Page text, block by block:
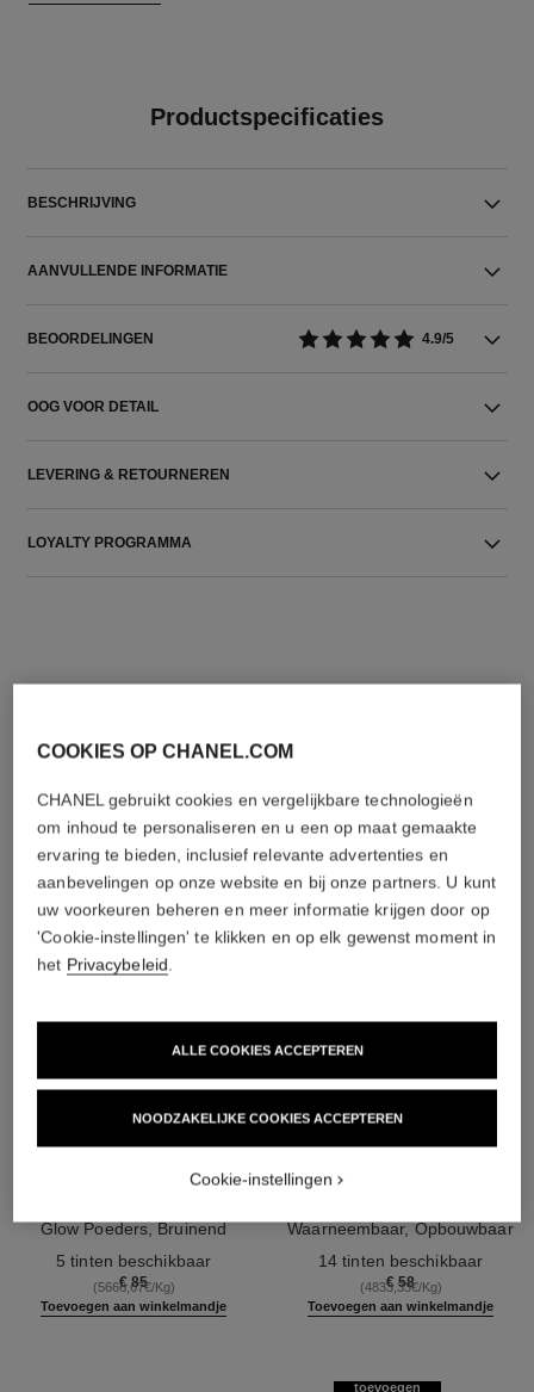
Productspecificaties
BESCHRIJVING
AANVULLENDE INFORMATIE
BEOORDELINGEN 4.9/5
OOG VOOR DETAIL
LEVERING & RETOURNEREN
LOYALTY PROGRAMMA
DE PERFECTE COMBINATIE
Glow Poeders, Bruinend
voor Gezicht, Hals en
Decolleté. Maxi Formaat
5 tinten beschikbaar
€ 85
(5666,67€/Kg)
Toevoegen aan winkelmandje
Waarneembaar, Opbouwbaar
14 tinten beschikbaar
€ 58
(4833,33€/Kg)
Toevoegen aan winkelmandje
toevoegen
COOKIES OP CHANEL.COM
CHANEL gebruikt cookies en vergelijkbare technologieën
om inhoud te personaliseren en u een op maat gemaakte
ervaring te bieden, inclusief relevante advertenties en
aanbevelingen op onze website en bij onze partners. U kunt
uw voorkeuren beheren en meer informatie krijgen door op
'Cookie-instellingen' te klikken en op elk gewenst moment in
het Privacybeleid.
NOODZAKELIJKE COOKIES ACCEPTEREN
ALLE COOKIES ACCEPTEREN
Cookie-instellingen